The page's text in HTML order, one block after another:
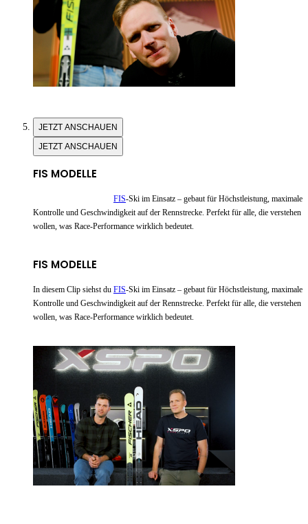
JETZT ANSCHAUEN
JETZT ANSCHAUEN
FIS MODELLE
FIS-Ski im Einsatz – gebaut für Höchstleistung, maximale
Kontrolle und Geschwindigkeit auf der Rennstrecke. Perfekt für alle, die verstehen
wollen, was Race-Performance wirklich bedeutet.
FIS MODELLE
In diesem Clip siehst du FIS-Ski im Einsatz – gebaut für Höchstleistung, maximale
Kontrolle und Geschwindigkeit auf der Rennstrecke. Perfekt für alle, die verstehen
wollen, was Race-Performance wirklich bedeutet.